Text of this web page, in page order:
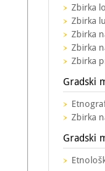
Zbirka
Zbirka
Zbirka
Zbirka
Zbirka
Gradski
Zbirka
Gradski